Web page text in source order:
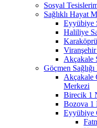
Sosyal
Sağlıklı Hayat
Eyyübiye
Haliliye
Akçakale
Göçmen
Akçakale
Merkezi
Birecik 1
Bozova 1
Eyyübiye